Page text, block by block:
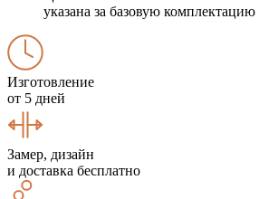
указана за базовую комплектацию
Изготовление
от 5 дней
Замер, дизайн
и доставка бесплатно